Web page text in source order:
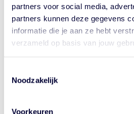
partners voor social media,
partners kunnen deze gegevens
informatie die je aan ze hebt
verzameld op basis van jouw
Noodzakelijk
Voorkeuren
Limburg bracht. Werd daarna
de club, met een neus voor
Amerikanen. De laatste jaren
scout en klankbord voor de
PIET OUDERLAND​​ (LID
Nederlands voetbalelftal heeft